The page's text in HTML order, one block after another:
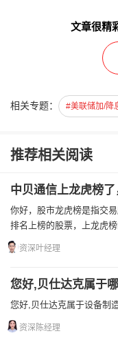
文章很精
相关专题： #美联储加/降
推荐相关阅读
你好，股市龙虎榜是指交
排名上榜的股票，上龙虎
资深叶经理
您好,贝仕达克属于
您好,贝仕达克属于设备制
资深陈经理